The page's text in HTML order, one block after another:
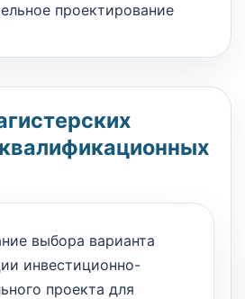
проектирование
выбора варианта
инвестиционно-
проекта для